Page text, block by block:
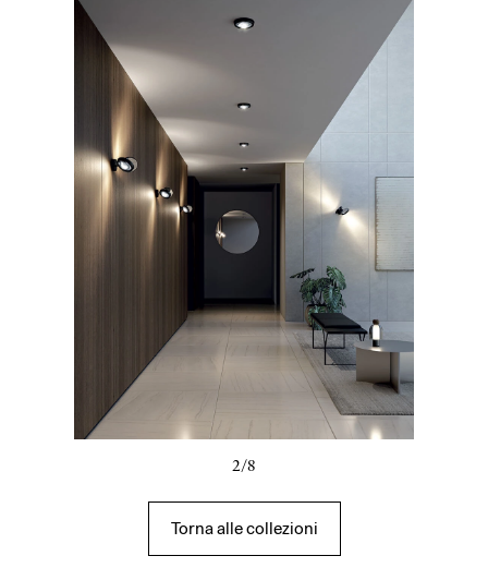
2/8
Torna alle collezioni